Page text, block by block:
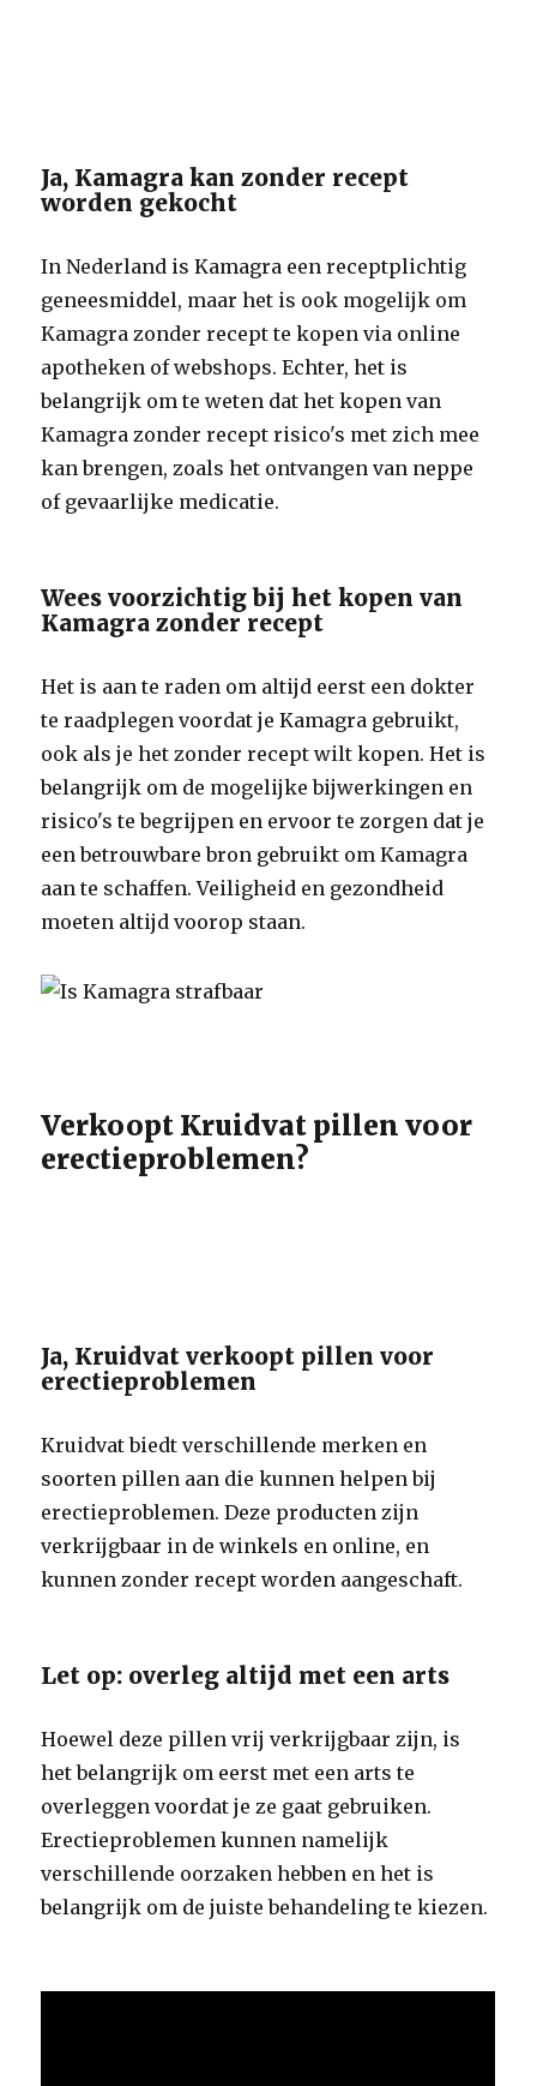
Ja, Kamagra kan zonder recept
worden gekocht
In Nederland is Kamagra een receptplichtig
geneesmiddel, maar het is ook mogelijk om
Kamagra zonder recept te kopen via online
apotheken of webshops. Echter, het is
belangrijk om te weten dat het kopen van
Kamagra zonder recept risico's met zich mee
kan brengen, zoals het ontvangen van neppe
of gevaarlijke medicatie.
Wees voorzichtig bij het kopen van
Kamagra zonder recept
Het is aan te raden om altijd eerst een dokter
te raadplegen voordat je Kamagra gebruikt,
ook als je het zonder recept wilt kopen. Het is
belangrijk om de mogelijke bijwerkingen en
risico's te begrijpen en ervoor te zorgen dat je
een betrouwbare bron gebruikt om Kamagra
aan te schaffen. Veiligheid en gezondheid
moeten altijd voorop staan.
Verkoopt Kruidvat pillen voor
erectieproblemen?
Ja, Kruidvat verkoopt pillen voor
erectieproblemen
Kruidvat biedt verschillende merken en
soorten pillen aan die kunnen helpen bij
erectieproblemen. Deze producten zijn
verkrijgbaar in de winkels en online, en
kunnen zonder recept worden aangeschaft.
Let op: overleg altijd met een arts
Hoewel deze pillen vrij verkrijgbaar zijn, is
het belangrijk om eerst met een arts te
overleggen voordat je ze gaat gebruiken.
Erectieproblemen kunnen namelijk
verschillende oorzaken hebben en het is
belangrijk om de juiste behandeling te kiezen.